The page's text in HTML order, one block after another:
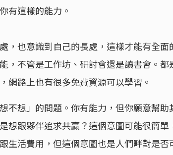
有這樣的能力。
，也意識到自己的長處，這樣才能有全面
，不管是工作坊、研討會還是讀書會。都
網路上也有很多免費資源可以學習。
不想」的問題。你有能力，但你願意幫助
想跟夥伴追求共贏？這個意圖可能很簡單
生活費用，但這個意圖也是人們畔對是否